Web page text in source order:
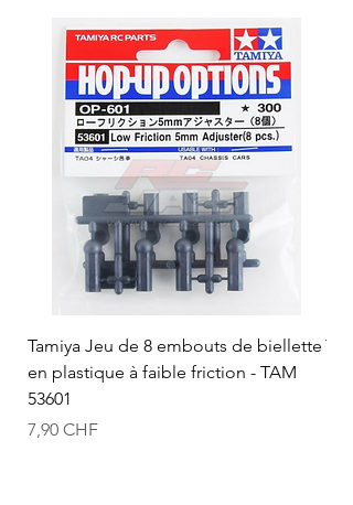
Tamiya Jeu de 8 embouts de biellette
en plastique à faible friction - TAM
53601
Prix
7,90 CHF